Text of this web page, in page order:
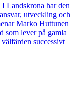
Landskrona har den
utveckling och
Marko Huttunen
som lever på gamla
successivt